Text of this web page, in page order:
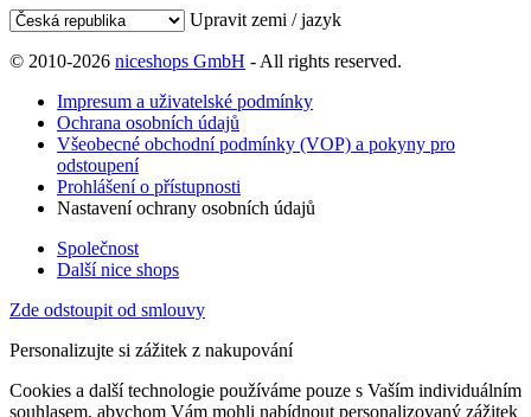
Upravit zemi / jazyk
© 2010-2026 niceshops GmbH - All rights reserved.
Impresum a uživatelské podmínky
Ochrana osobních údajů
Všeobecné obchodní podmínky (VOP) a pokyny pro
odstoupení
Prohlášení o přístupnosti
Nastavení ochrany osobních údajů
Společnost
Další nice shops
Zde odstoupit od smlouvy
Personalizujte si zážitek z nakupování
Cookies a další technologie používáme pouze s Vaším individuálním
souhlasem, abychom Vám mohli nabídnout personalizovaný zážitek